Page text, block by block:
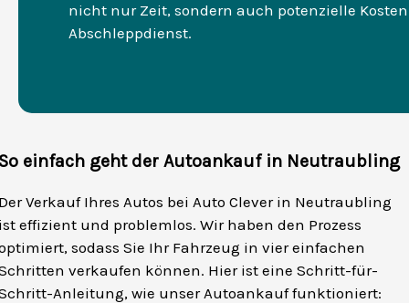
nicht nur Zeit, sondern auch potenzielle
Abschleppdienst.
einfach geht der Autoankauf in Neutraubling
Verkauf Ihres Autos bei Auto Clever in Neutraubling
effizient und problemlos. Wir haben den Prozess
sodass Sie Ihr Fahrzeug in vier einfachen
verkaufen können. Hier ist eine Schritt-für-
Anleitung, wie unser Autoankauf funktioniert: